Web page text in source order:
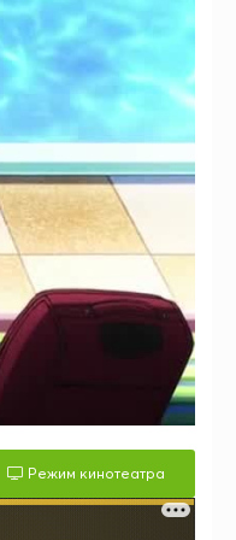
Режим кинотеатра